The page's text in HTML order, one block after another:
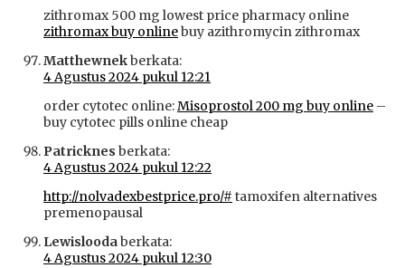
zithromax 500 mg lowest price pharmacy online
zithromax buy onlinebuy azithromycin zithromax
Matthewnekberkata:
4 Agustus 2024 pukul 12:21
order cytotec online:Misoprostol 200 mg buy online –
buy cytotec pills online cheap
Patricknes berkata:
4 Agustus 2024 pukul 12:22
http://nolvadexbestprice.pro/# tamoxifen alternatives
premenopausal
Lewisloodaberkata:
4 Agustus 2024 pukul 12:30